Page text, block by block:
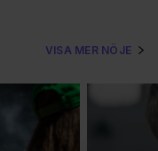
VISA MER NÖJE